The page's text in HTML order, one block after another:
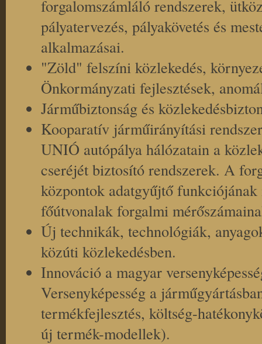
forgalomszámláló rendszerek,
pályatervezés, pályakövetés és
alkalmazásai.
"Zöld" felszíni közlekedés,
Önkormányzati fejlesztések,
Járműbiztonság és
Kooparatív járműirányítási
UNIÓ autópálya hálózatain a
cseréjét biztosító rendszerek. A
központok adatgyűjtő funkciójának
főútvonalak forgalmi
Új technikák, technológiák,
közúti közlekedésben.
Innováció a magyar
Versenyképesség a
termékfejlesztés, költség-
új termék-modellek).